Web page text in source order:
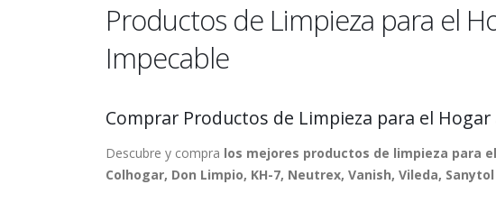
Productos de Limpieza para el
Impecable
Comprar Productos de Limpieza para el
Descubre y compra los mejores productos de limpieza para
Colhogar, Don Limpio, KH-7, Neutrex, Vanish, Vileda,